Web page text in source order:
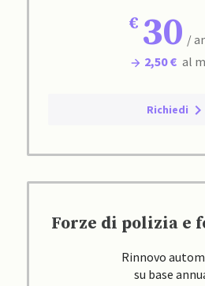
30 /
2,50 € al
Richiedi
Forze di polizia e
Rinnovo
su base